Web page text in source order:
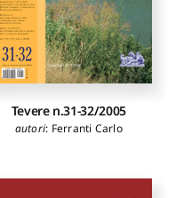
Tevere n.31-32/2005
autori: Ferranti Carlo